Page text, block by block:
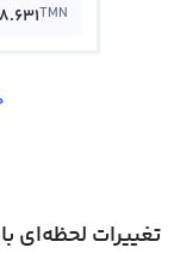
TMN
تغییرات لحظه‌ای